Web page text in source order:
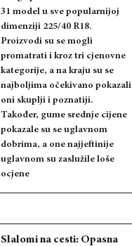
31 model u sve popularnijoj
dimenziji 225/40 R18.
Proizvodi su se mogli
promatrati i kroz tri cjenovne
kategorije, a na kraju su se
najboljima očekivano pokazali
oni skuplji i poznatiji.
Također, gume srednje cijene
pokazale su se uglavnom
dobrima, a one najjeftinije
uglavnom su zaslužile loše
ocjene
Slalomi na cesti: Opasna